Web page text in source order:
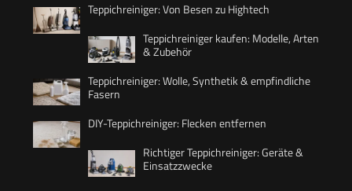
Teppichreiniger: Von Besen zu Hightech
Teppichreiniger kaufen: Modelle, Arten
& Zubehör
Teppichreiniger: Wolle, Synthetik & empfindliche
Fasern
DIY-Teppichreiniger: Flecken entfernen
Richtiger Teppichreiniger: Geräte &
Einsatzzwecke